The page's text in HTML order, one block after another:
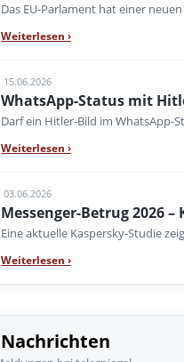
Das EU-Parlament hat einer
Weiterlesen ›
15.06.2026
WhatsApp-Status mit
Darf ein Hitler-Bild im WhatsApp-
Weiterlesen ›
03.06.2026
Messenger-Betrug 2026
Eine aktuelle Kaspersky-Studie
Weiterlesen ›